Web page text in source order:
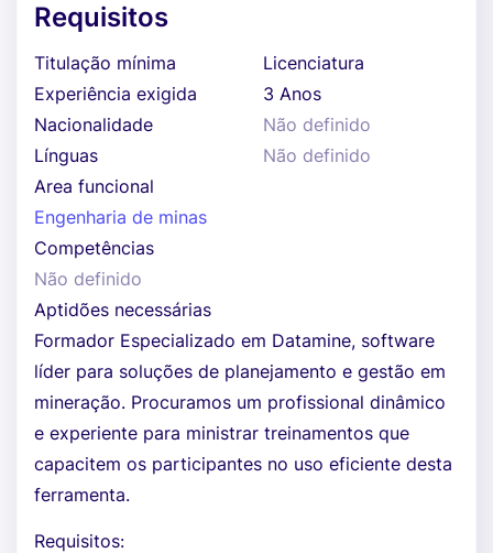
Requisitos
Titulação mínima
Licenciatura
Experiência exigida
3 Anos
Nacionalidade
Não definido
Línguas
Não definido
Area funcional
Engenharia de minas
Competências
Não definido
Aptidões necessárias
Formador Especializado em Datamine, software
líder para soluções de planejamento e gestão em
mineração. Procuramos um profissional dinâmico
e experiente para ministrar treinamentos que
capacitem os participantes no uso eficiente desta
ferramenta.
Requisitos: